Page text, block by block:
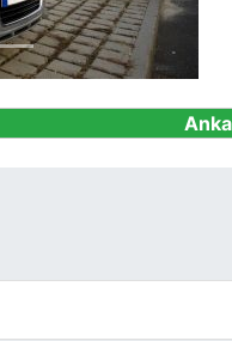
Ankauf von